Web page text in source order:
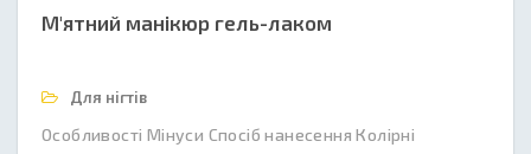
М'ятний манікюр гель-лаком
Для нігтів
Особливості Мінуси Спосіб нанесення Колірні